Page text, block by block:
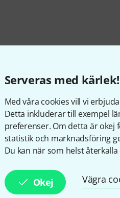
Serveras med kärlek!
Med våra cookies vill vi
Detta inkluderar till exempel
preferenser. Om detta är okej
statistik och marknadsföring
Du kan när som helst
Okej Vägra
Tillbehör &